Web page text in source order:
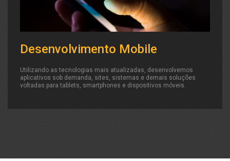
Desenvolvimento Mobile
Utilizando as tecnologias mais atualizadas, desenvolvemos
aplicativos sob demanda, sites, sistemas e demais soluções
voltadas para tablets, smartphones e dispositivos móveis.